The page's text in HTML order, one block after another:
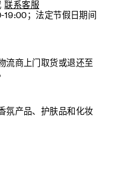
油、小核菌
醇、花生醇葡糖苷、
二-叔丁基-4-羟基氢化
生育酚（维生素E）。
本产品之前，请先参阅
您个人使用。
肤上。轻轻按摩至完全
联系客服
；法定节假日期间
流商上门取货或退还至
氛产品、护肤品和化妆